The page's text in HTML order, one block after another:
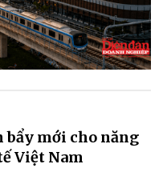
bẩy mới cho năng
Việt Nam